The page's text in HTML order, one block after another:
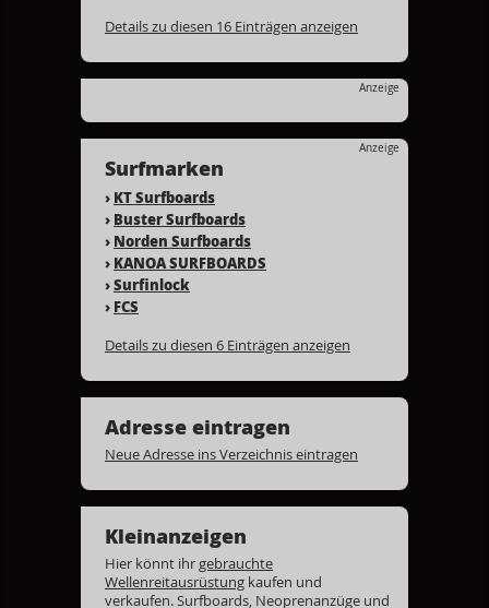
Details zu diesen 16 Einträgen anzeigen
Anzeige
Anzeige
Surfmarken
› KT Surfboards
› Buster Surfboards
› Norden Surfboards
› KANOA SURFBOARDS
›Surfinlock
› FCS
Details zu diesen 6 Einträgen anzeigen
Adresse eintragen
Neue Adresse ins Verzeichnis eintragen
Kleinanzeigen
Hier könnt ihrgebrauchte
Wellenreitausrüstung kaufen und
verkaufen. Surfboards, Neoprenanzüge und